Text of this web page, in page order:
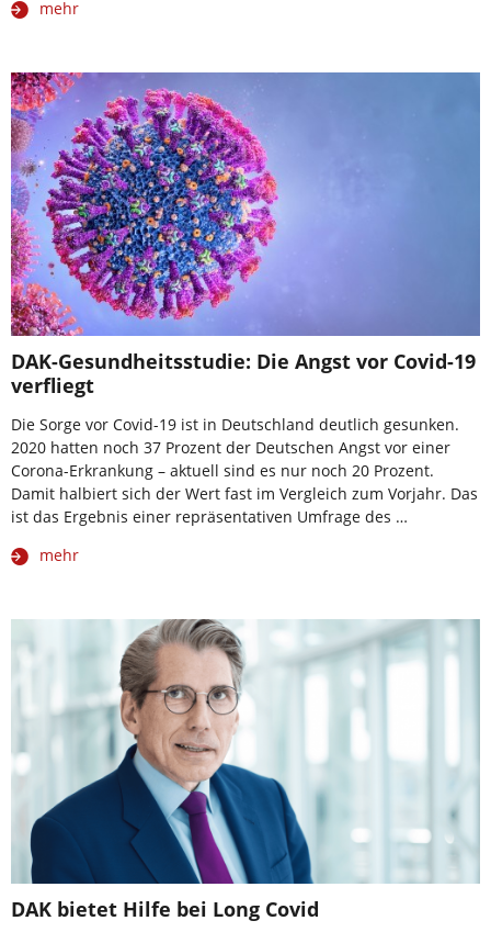
mehr
DAK-Gesundheitsstudie: Die Angst vor Covid-19
verfliegt
Die Sorge vor Covid-19 ist in Deutschland deutlich gesunken.
2020 hatten noch 37 Prozent der Deutschen Angst vor einer
Corona-Erkrankung – aktuell sind es nur noch 20 Prozent.
Damit halbiert sich der Wert fast im Vergleich zum Vorjahr. Das
ist das Ergebnis einer repräsentativen Umfrage des …
mehr
DAK bietet Hilfe bei Long Covid